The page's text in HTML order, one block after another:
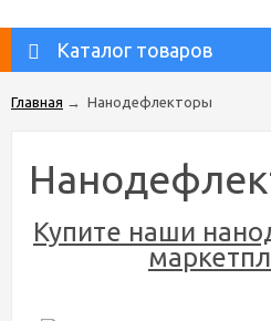
Каталог товаров
Главная → Нанодефлекторы
Купите наши